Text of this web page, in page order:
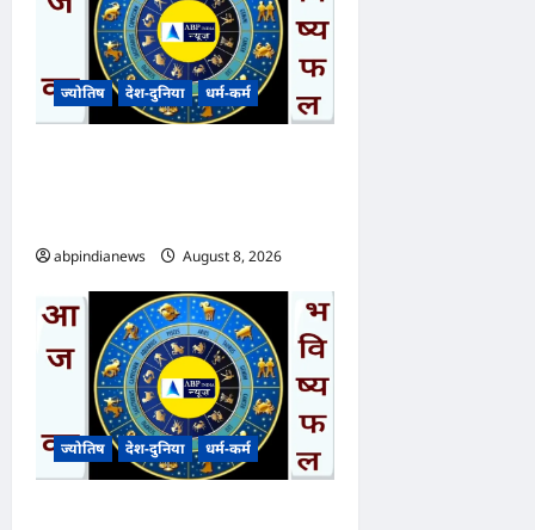
ज्योतिष देश-दुनिया धर्म-कर्म
abpindianews August 8, 2026
ज्योतिष देश-दुनिया धर्म-कर्म